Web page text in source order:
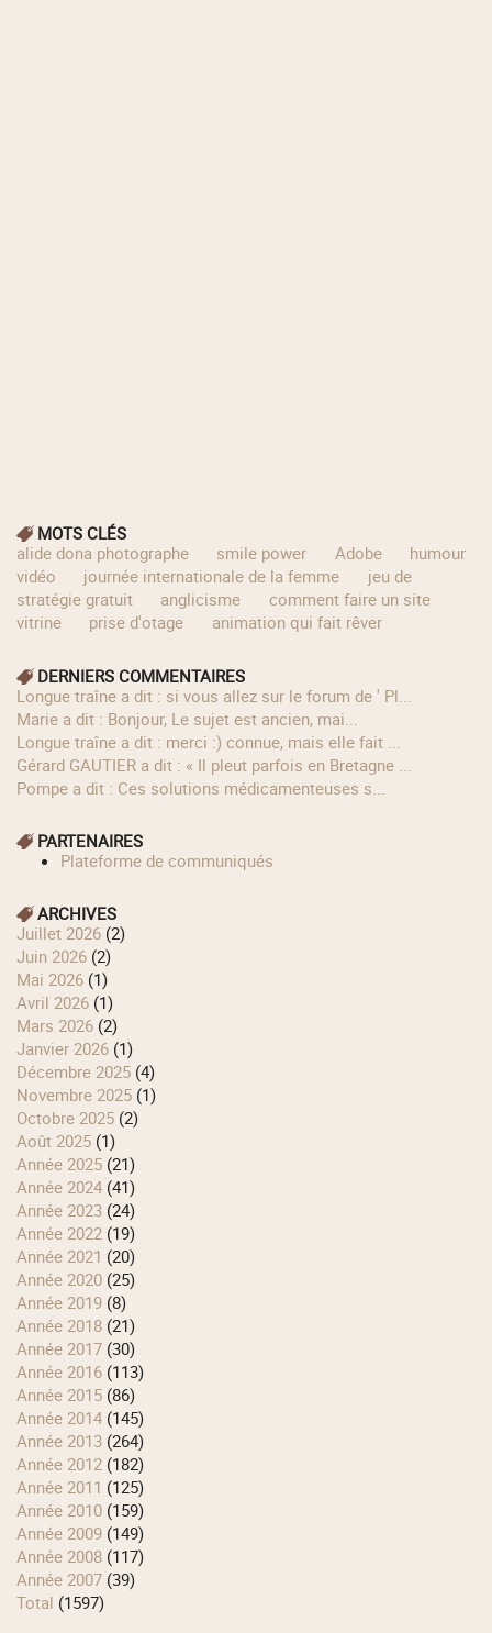
MOTS CLÉS
alide dona photographe
smile power Adobe
humour
vidéo
journée internationale de la femme
jeu de
stratégie gratuit
anglicisme
comment faire un site
vitrine
prise d'otage animation qui fait rêver
DERNIERS COMMENTAIRES
longue traîne a dit : si vous allez sur le forum de ' Pl...
Marie a dit : Bonjour, Le sujet est ancien, mai...
longue traîne a dit : merci :) connue, mais elle fait ...
Gérard GAUTIER a dit : « Il pleut parfois en Bretagne ...
Pompe a dit : Ces solutions médicamenteuses s...
PARTENAIRES
Plateforme de communiqués
ARCHIVES
juillet 2026 (2)
juin 2026 (2)
mai 2026 (1)
avril 2026 (1)
mars 2026 (2)
janvier 2026 (1)
décembre 2025 (4)
novembre 2025 (1)
octobre 2025 (2)
août 2025 (1)
année 2025 (21)
année 2024 (41)
année 2023 (24)
année 2022 (19)
année 2021 (20)
année 2020 (25)
année 2019 (8)
année 2018 (21)
année 2017 (30)
année 2016 (113)
année 2015 (86)
année 2014 (145)
année 2013 (264)
année 2012 (182)
année 2011 (125)
année 2010 (159)
année 2009 (149)
année 2008 (117)
année 2007 (39)
total (1597)